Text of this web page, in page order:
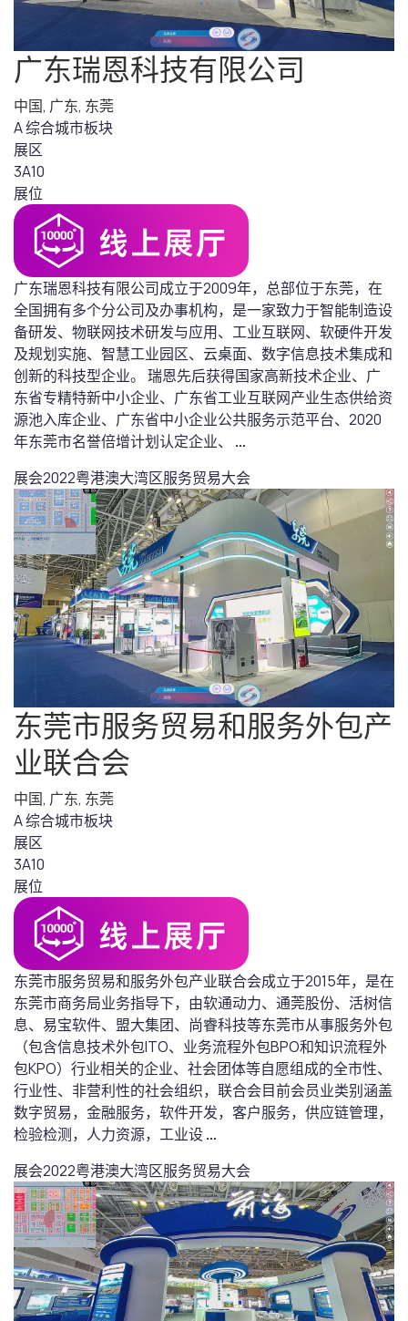
广东瑞恩科技有限公司
中国, 广东, 东莞
A 综合城市板块
展区
3A10
展位
广东瑞恩科技有限公司成立于2009年，总部位于东莞，在
全国拥有多个分公司及办事机构，是一家致力于智能制造设
备研发、物联网技术研发与应用、工业互联网、软硬件开发
及规划实施、智慧工业园区、云桌面、数字信息技术集成和
创新的科技型企业。 瑞恩先后获得国家高新技术企业、广
东省专精特新中小企业、广东省工业互联网产业生态供给资
源池入库企业、广东省中小企业公共服务示范平台、2020
年东莞市名誉倍增计划认定企业、 ...
展会2022粤港澳大湾区服务贸易大会
东莞市服务贸易和服务外包产
业联合会
中国, 广东, 东莞
A 综合城市板块
展区
3A10
展位
东莞市服务贸易和服务外包产业联合会成立于2015年，是在
东莞市商务局业务指导下，由软通动力、通莞股份、活树信
息、易宝软件、盟大集团、尚睿科技等东莞市从事服务外包
（包含信息技术外包ITO、业务流程外包BPO和知识流程外
包KPO）行业相关的企业、社会团体等自愿组成的全市性、
行业性、非营利性的社会组织，联合会目前会员业类别涵盖
数字贸易，金融服务，软件开发，客户服务，供应链管理，
检验检测，人力资源，工业设...
展会2022粤港澳大湾区服务贸易大会